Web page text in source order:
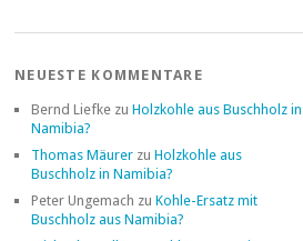
NEUESTE KOMMENTARE
Bernd Liefke zu Holzkohle aus Buschholz in
Namibia?
Thomas Mäurer zu Holzkohle aus
Buschholz in Namibia?
Peter Ungemach zu Kohle-Ersatz mit
Buschholz aus Namibia?